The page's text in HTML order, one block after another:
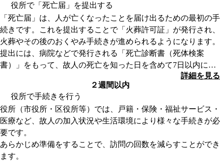
役所で「死亡届」を提出する
「死亡届」は、人が亡くなったことを届け出るための最初の手
続きです。これを提出することで「火葬許可証」が発行され、
火葬やその後のおくやみ手続きが進められるようになります。
提出には、病院などで発行される「死亡診断書（死体検案
書）」をもって、故人の死亡を知った日を含めて7日以内に提
最近では、死亡届を葬儀社が代理で提出するケースが多く、ご
家族が役所に出向くことは少なくなっています。
ただし、死亡届が提出されていないと火葬許可証が発行され
ず、手続きも滞ってしまうため、葬儀社に任せる場合も、提出
状況を必ず確認しましょう。
葬儀の期間中に行う手続きは、基本的にこの「死亡届」のみな
ため、死亡届が提出されていれば、その他の手続きはおおむね
詳細を見る
２週間以内
役所で手続きを行う
役所（市役所・区役所等）では、戸籍・保険・福祉サービス・
医療など、故人の加入状況や生活環境により様々な手続きが必
要です。
あらかじめ準備をすることで、訪問の回数を減らすことができ
ます。